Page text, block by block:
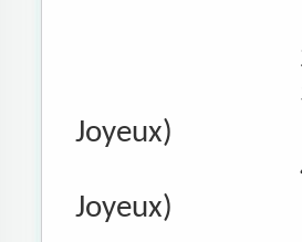
2.
3.
Joyeux)
4.
Joyeux)